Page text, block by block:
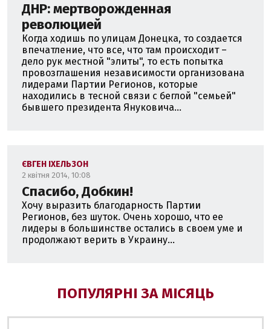
ДНР: мертворожденная
революцией
Когда ходишь по улицам Донецка, то создается
впечатление, что все, что там происходит –
дело рук местной "элиты", то есть попытка
провозглашения независимости организована
лидерами Партии Регионов, которые
находились в тесной связи с беглой "семьей"
бывшего президента Януковича...
ЄВГЕН ІХЕЛЬЗОН
2 квітня 2014, 10:08
Спасибо, Добкин!
Хочу выразить благодарность Партии
Регионов, без шуток. Очень хорошо, что ее
лидеры в большинстве остались в своем уме и
продолжают верить в Украину...
ПОПУЛЯРНІ ЗА МІСЯЦЬ